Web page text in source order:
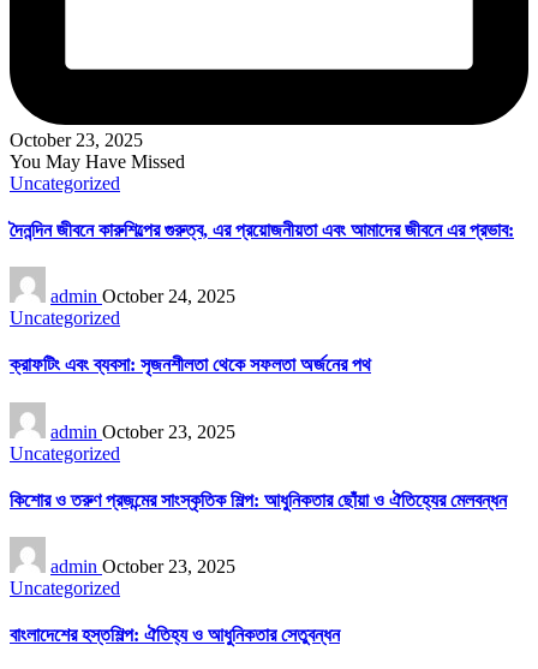
October 23, 2025
You May Have Missed
Posted
Uncategorized
দৈনন্দিন জীবনে কারুশিল্পের গুরুত্ব, এর প্রয়োজনীয়তা এবং আমাদের জীবনে এর প্রভাব:
Posted
by
admin October 24, 2025
Posted
Uncategorized
ক্রাফটিং এবং ব্যবসা: সৃজনশীলতা থেকে সফলতা অর্জনের পথ
Posted
by
admin October 23, 2025
Posted
Uncategorized
কিশোর ও তরুণ প্রজন্মের সাংস্কৃতিক শিল্প: আধুনিকতার ছোঁয়া ও ঐতিহ্যের মেলবন্ধন
Posted
by
admin October 23, 2025
Posted
Uncategorized
বাংলাদেশের হস্তশিল্প: ঐতিহ্য ও আধুনিকতার সেতুবন্ধন